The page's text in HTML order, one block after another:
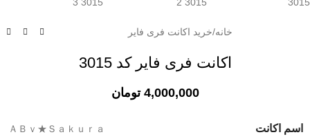
خانه/خرید اکانت فری فایر
اکانت فری فایر کد 3015
4,000,000 تومان
اسم اکانت ＡＢｖ★Ｓａｋｕｒａ